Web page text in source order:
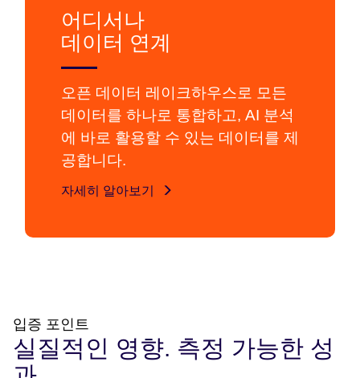
어디서나
데이터 연계
오픈 데이터 레이크하우스로 모든
데이터를 하나로 통합하고, AI 분석
에 바로 활용할 수 있는 데이터를 제
공합니다.
자세히 알아보기
입증 포인트
실질적인 영향. 측정 가능한 성